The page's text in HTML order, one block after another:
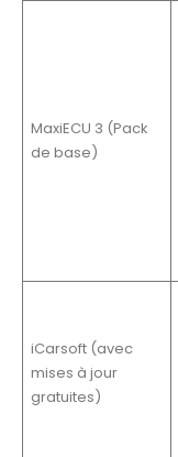
MaxiECU 3 (Pack
de base)
iCarsoft (avec
mises à jour
gratuites)